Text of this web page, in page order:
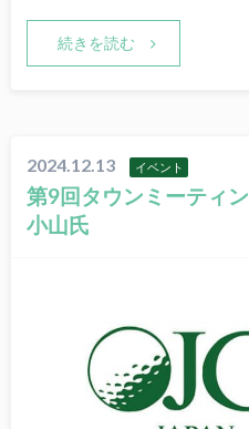
続きを読む
2024.12.13 イベント
第9回タウンミーティ
小山氏